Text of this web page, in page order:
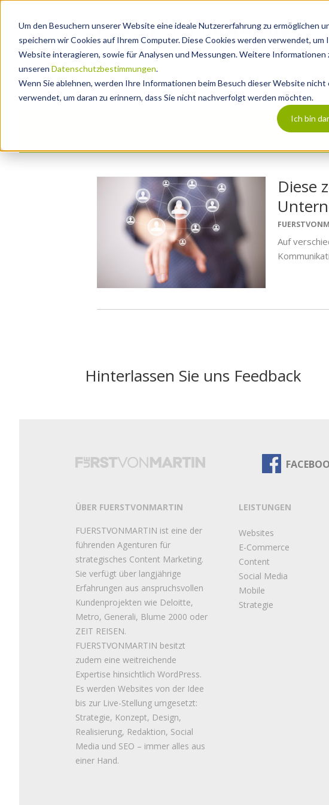
Um den Besuchern unserer Website eine ideale Nutzererfahrung zu ermöglichen
speichern wir Cookies auf Ihrem Computer. Diese Cookies werden verwendet,
Website interagieren, sowie für Analysen und Messungen. Weitere Informationen
unseren Datenschutzbestimmungen.
Wenn Sie ablehnen, werden Ihre Informationen beim Besuch dieser Website
verwendet, um daran zu erinnern, dass Sie nicht nachverfolgt werden möchten.
Ich bin
Diese
Auf
Hinterlassen Sie uns Feedback
ÜBER FUERSTVONMARTIN
FUERSTVONMARTIN ist eine der
führenden Agenturen für
strategisches Content Marketing.
Sie verfügt über langjährige
Erfahrungen aus anspruchsvollen
Kundenprojekten wie Deloitte,
Metro, Generali, Blume 2000 oder
ZEIT REISEN.
FUERSTVONMARTIN besitzt
zudem eine weitreichende
Expertise hinsichtlich WordPress.
Es werden Websites von der Idee
bis zur Live-Stellung umgesetzt:
Strategie, Konzept, Design,
Realisierung, Redaktion, Social
Media und SEO – immer alles aus
einer Hand.
LEISTUNGEN
Websites
E-Commerce
Content
Social Media
Mobile
Strategie